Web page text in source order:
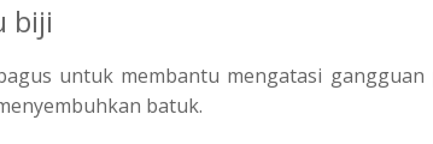
biji
untuk membantu mengatasi
batuk.